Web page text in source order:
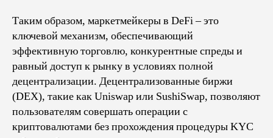
Таким образом, маркетмейкеры в DeFi – это
ключевой механизм, обеспечивающий
эффективную торговлю, конкурентные спреды и
равный доступ к рынку в условиях полной
децентрализации. Децентрализованные биржи
(DEX), такие как Uniswap или SushiSwap, позволяют
пользователям совершать операции с
криптовалютами без прохождения процедуры KYC